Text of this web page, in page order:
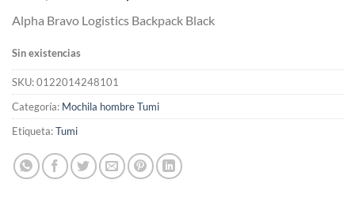
precio
original
550,00 €.
actual
495,00 €.
Alpha Bravo Logistics Backpack Black
Sin existencias
SKU:0122014248101
Categoría: Mochila hombre Tumi
Etiqueta:Tumi